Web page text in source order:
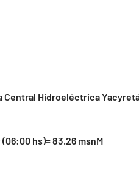
Central Hidroeléctrica
hs)= 83.26 msnM